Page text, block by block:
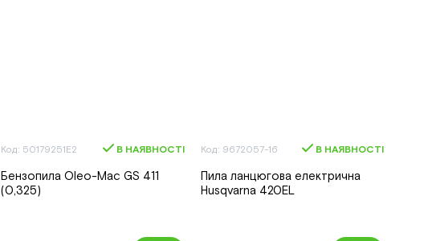
Код: 50179251E2 В НАЯВНОСТІ
Бензопила Oleo-Mac GS 411
(0,325)
Код: 9672057-16 В НАЯВНОСТІ
Пила ланцюгова електрична
Husqvarna 420EL